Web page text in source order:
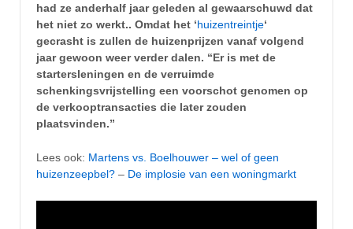
had ze anderhalf jaar geleden al gewaarschuwd dat
het niet zo werkt.. Omdat het ‘huizentreintje‘
gecrasht is zullen de huizenprijzen vanaf volgend
jaar gewoon weer verder dalen. “Er is met de
startersleningen en de verruimde
schenkingsvrijstelling een voorschot genomen op
de verkooptransacties die later zouden
plaatsvinden.”
Lees ook: Martens vs. Boelhouwer – wel of geen
huizenzeepbel? – De implosie van een woningmarkt